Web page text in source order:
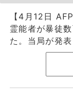
【4月12日
霊能者が暴徒
た。当局が発